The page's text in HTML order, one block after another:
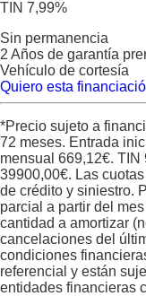
TIN 7,99%
Sin permanencia
2 Años de garantía
Vehículo de cortesía
Quiero esta
*Precio sujeto a
72 meses. Entrada
mensual 669,12€. TIN
39900,00€. Las
de crédito y siniestro.
parcial a partir del
cantidad a amortizar
cancelaciones del
condiciones
referencial y están
entidades financieras